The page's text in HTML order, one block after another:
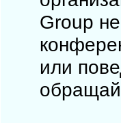
Group
или